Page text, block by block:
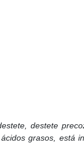
destete
grasos, está